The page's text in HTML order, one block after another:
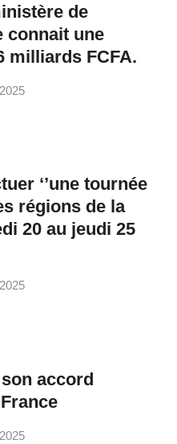
de
connait une
milliards FCFA.
‘’une tournée
régions de la
20 au jeudi 25
accord